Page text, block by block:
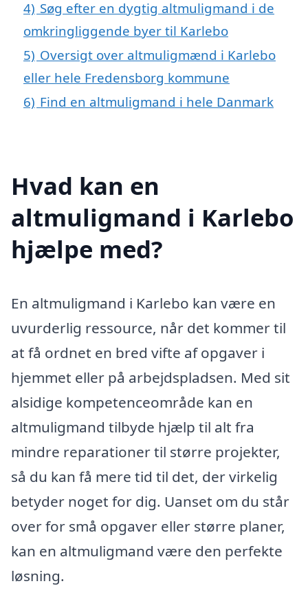
4) Søg efter en dygtig altmuligmand i de
omkringliggende byer til Karlebo
5) Oversigt over altmuligmænd i Karlebo
eller hele Fredensborg kommune
6) Find en altmuligmand i hele Danmark
Hvad kan en
altmuligmand i Karlebo
hjælpe med?
En altmuligmand i Karlebo kan være en
uvurderlig ressource, når det kommer til
at få ordnet en bred vifte af opgaver i
hjemmet eller på arbejdspladsen. Med sit
alsidige kompetenceområde kan en
altmuligmand tilbyde hjælp til alt fra
mindre reparationer til større projekter,
så du kan få mere tid til det, der virkelig
betyder noget for dig. Uanset om du står
over for små opgaver eller større planer,
kan en altmuligmand være den perfekte
løsning.